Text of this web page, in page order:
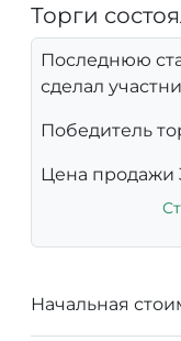
Торги
Последнюю
сделал
Победитель
Цена продажи
Начальная